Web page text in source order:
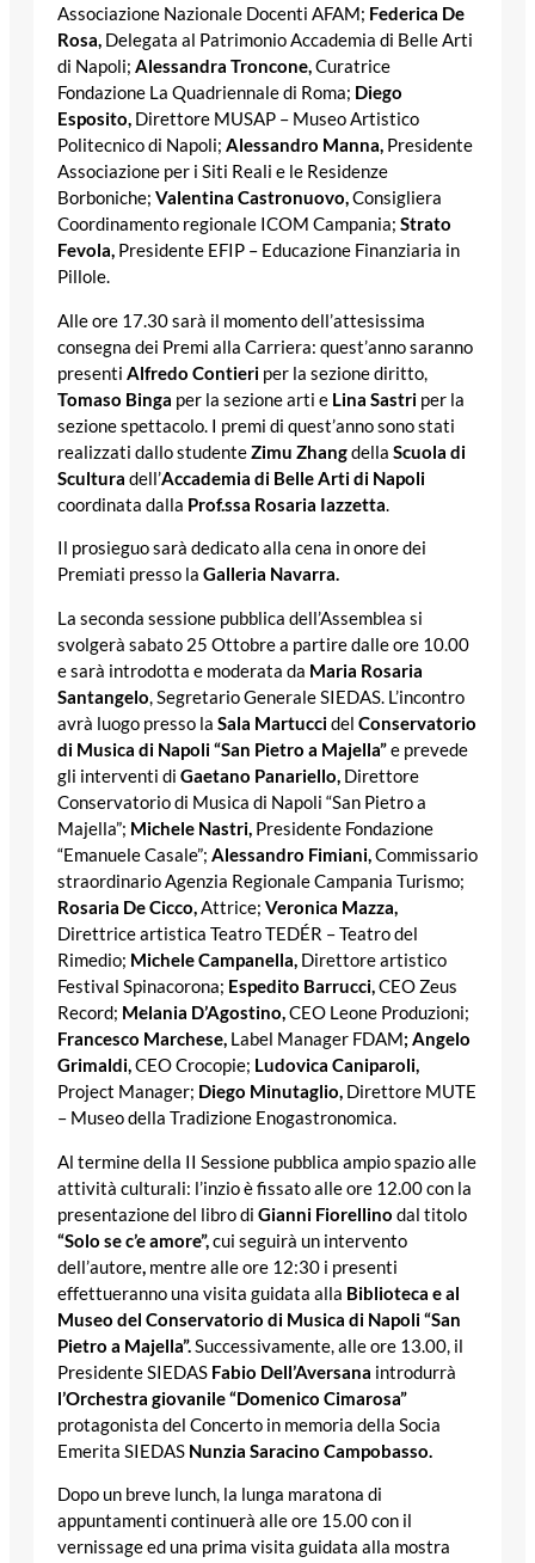
Associazione Nazionale Docenti AFAM; Federica De
Rosa, Delegata al Patrimonio Accademia di Belle Arti
di Napoli; Alessandra Troncone,Curatrice
Fondazione La Quadriennale di Roma; Diego
Esposito, Direttore MUSAP – Museo Artistico
Politecnico di Napoli; Alessandro Manna, Presidente
Associazione per i Siti Reali e le Residenze
Borboniche; Valentina Castronuovo,Consigliera
Coordinamento regionale ICOM Campania; Strato
Fevola, Presidente EFIP – Educazione Finanziaria in
Pillole.
Alle ore 17.30 sarà il momento dell’attesissima
consegna dei Premi alla Carriera: quest’anno saranno
presenti Alfredo Contieri per la sezione diritto,
Tomaso Binga per la sezione arti e Lina Sastri per la
sezione spettacolo. I premi di quest’anno sono stati
realizzati dallo studenteZimu Zhangdella Scuola di
Scultura dell’Accademia di Belle Arti di Napoli
coordinata dalla Prof.ssa Rosaria Iazzetta.
Il prosieguo sarà dedicato alla cena in onore dei
Premiati presso la Galleria Navarra.
La seconda sessione pubblica dell’Assemblea si
svolgerà sabato 25 Ottobre a partire dalle ore 10.00
e sarà introdotta e moderata da Maria Rosaria
Santangelo, Segretario Generale SIEDAS. L’incontro
avrà luogo presso la Sala Martuccidel Conservatorio
di Musica di Napoli “San Pietro a Majella”e prevede
gli interventi di Gaetano Panariello, Direttore
Conservatorio di Musica di Napoli “San Pietro a
Majella”; Michele Nastri, Presidente Fondazione
“Emanuele Casale”; Alessandro Fimiani,Commissario
straordinario Agenzia Regionale Campania Turismo;
Rosaria De Cicco,Attrice; Veronica Mazza,
Direttrice artistica Teatro TEDÉR – Teatro del
Rimedio; Michele Campanella, Direttore artistico
Festival Spinacorona; Espedito Barrucci,CEO Zeus
Record; Melania D’Agostino,CEO Leone Produzioni;
Francesco Marchese, Label Manager FDAM; Angelo
Grimaldi,CEO Crocopie; Ludovica Caniparoli,
Project Manager; Diego Minutaglio, Direttore MUTE
– Museo della Tradizione Enogastronomica.
Al termine della II Sessione pubblica ampio spazio alle
attività culturali: l’inzio è fissato alle ore 12.00 con la
presentazione del libro di Gianni Fiorellino dal titolo
“Solo se c’e amore”,cui seguirà un intervento
dell’autore, mentre alle ore 12:30 i presenti
effettueranno una visita guidata alla Biblioteca e al
Museo del Conservatorio di Musica di Napoli “San
Pietro a Majella”.Successivamente, alle ore 13.00, il
Presidente SIEDAS Fabio Dell’Aversana introdurrà
l’Orchestra giovanile “Domenico Cimarosa”
protagonista del Concerto in memoria della Socia
Emerita SIEDAS Nunzia Saracino Campobasso.
Dopo un breve lunch, la lunga maratona di
appuntamenti continuerà alle ore 15.00 con il
vernissage ed una prima visita guidata alla mostra